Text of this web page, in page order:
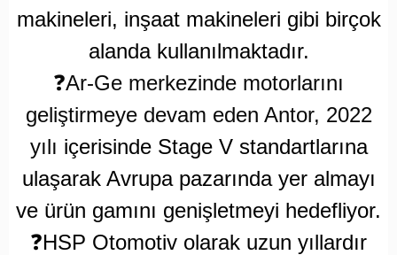
makineleri, inşaat makineleri gibi birçok
alanda kullanılmaktadır.
❓Ar-Ge merkezinde motorlarını
geliştirmeye devam eden Antor, 2022
yılı içerisinde Stage V standartlarına
ulaşarak Avrupa pazarında yer almayı
ve ürün gamını genişletmeyi hedefliyor.
❓HSP Otomotiv olarak uzun yıllardır